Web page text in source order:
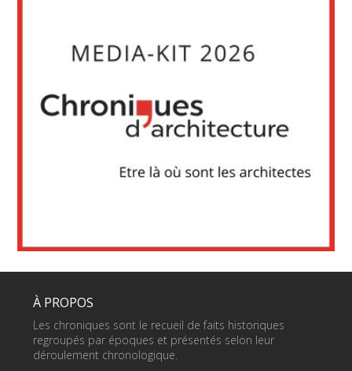
À PROPOS
Les chroniques sont le recueil de faits historiques
regroupés par époques et présentés selon leur
déroulement chronologique.